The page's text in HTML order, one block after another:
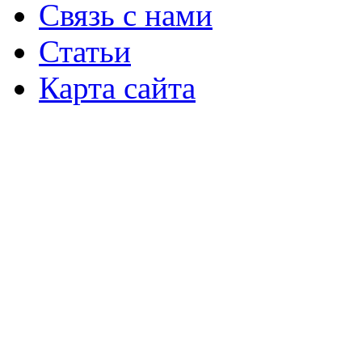
Связь с нами
Статьи
Карта сайта